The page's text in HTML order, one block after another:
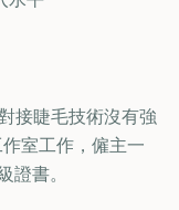
接睫毛技術沒有強
室工作，僱主一
書。